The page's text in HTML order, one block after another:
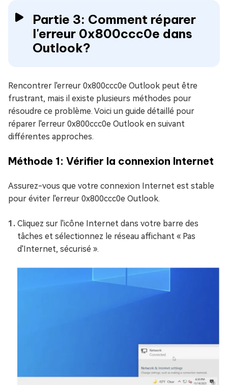
Partie 3: Comment réparer
l'erreur 0x800ccc0e dans
Outlook?
Rencontrer l'erreur 0x800ccc0e Outlook peut être
frustrant, mais il existe plusieurs méthodes pour
résoudre ce problème. Voici un guide détaillé pour
réparer l'erreur 0x800ccc0e Outlook en suivant
différentes approches.
Méthode 1: Vérifier la connexion Internet
Assurez-vous que votre connexion Internet est stable
pour éviter l'erreur 0x800ccc0e Outlook.
Cliquez sur l'icône Internet dans votre barre des
tâches et sélectionnez le réseau affichant « Pas
d'Internet, sécurisé ».